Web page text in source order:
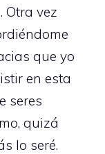
Otra vez
que yo
en esta
seres
quizá
lo seré.